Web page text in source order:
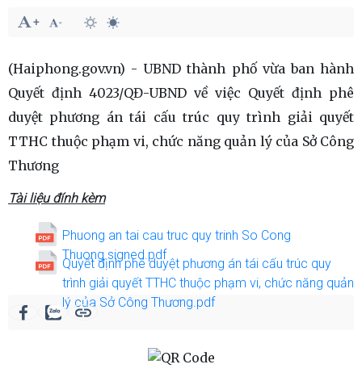
(Haiphong.gov.vn) - UBND thành phố vừa ban hành
Quyết định 4023/QĐ-UBND về việc Quyết định phê
duyệt phương án tái cấu trúc quy trình giải quyết
TTHC thuộc phạm vi, chức năng quản lý của Sở Công
Thương
Tài liệu đính kèm
Phuong an tai cau truc quy trinh So Cong
Thuong.signed.pdf
Quyết định phê duyệt phương án tái cấu trúc quy
trình giải quyết TTHC thuộc phạm vi, chức năng quản
lý của Sở Công Thương.pdf